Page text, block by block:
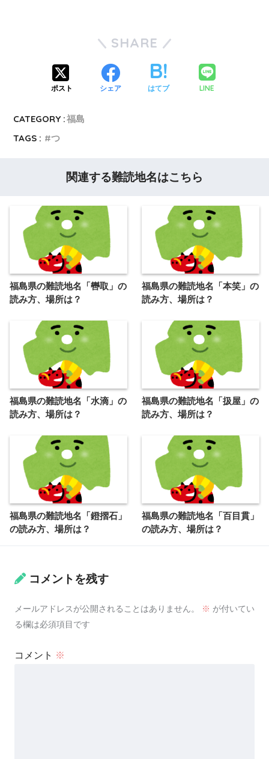
SHARE
ポスト シェア はてブ LINE
CATEGORY :福島
TAGS :
つ
関連する難読地名はこちら
福島県の難読地名「轡取」の
読み方、場所は？
福島県の難読地名「本笑」の
読み方、場所は？
福島県の難読地名「水滴」の
読み方、場所は？
福島県の難読地名「扱屋」の
読み方、場所は？
福島県の難読地名「鐙摺石」
の読み方、場所は？
福島県の難読地名「百目貫」
の読み方、場所は？
コメントを残す
メールアドレスが公開されることはありません。 ※ が付いてい
る欄は必須項目です
コメント ※